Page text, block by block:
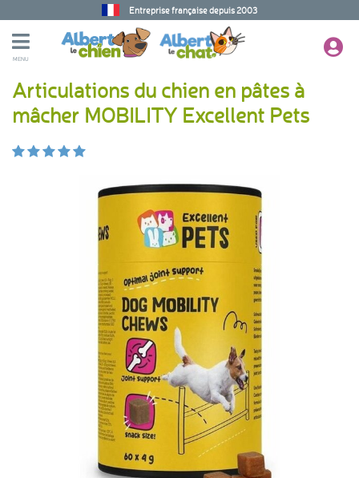
Entreprise française depuis 2003
MENU
Articulations du chien en pâtes à
mâcher MOBILITY Excellent Pets